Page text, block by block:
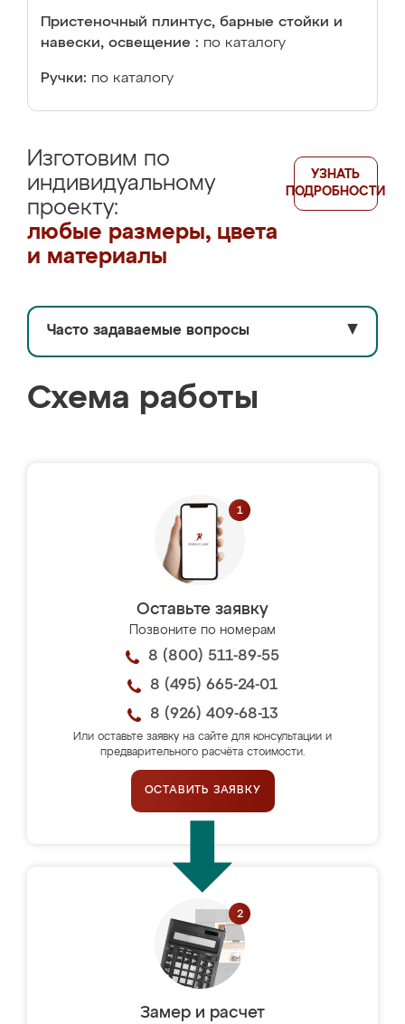
Пристеночный плинтус, барные стойки и
навески, освещение : по каталогу
Ручки: по каталогу
Изготовим по
индивидуальному
проекту:
любые размеры, цвета
и материалы
УЗНАТЬ
ПОДРОБНОСТИ
Часто задаваемые вопросы ▼
Схема работы
Оставьте заявку
Позвоните по номерам
8 (800) 511-89-55
8 (495) 665-24-01
8 (926) 409-68-13
Или оставьте заявку на сайте для консультации и
предварительного расчёта стоимости.
ОСТАВИТЬ ЗАЯВКУ
Замер и расчет